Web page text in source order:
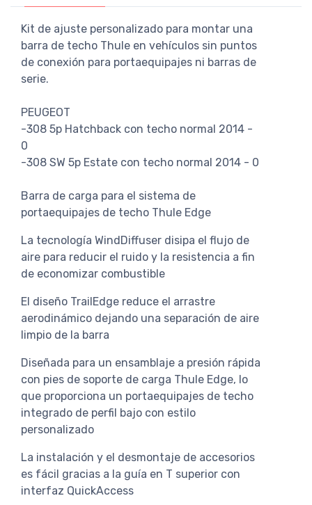
Kit de ajuste personalizado para montar una
barra de techo Thule en vehículos sin puntos
de conexión para portaequipajes ni barras de
serie.
PEUGEOT
-308 5p Hatchback con techo normal 2014 -
0
-308 SW 5p Estate con techo normal 2014 - 0
Barra de carga para el sistema de
portaequipajes de techo Thule Edge
La tecnología WindDiffuser disipa el flujo de
aire para reducir el ruido y la resistencia a fin
de economizar combustible
El diseño TrailEdge reduce el arrastre
aerodinámico dejando una separación de aire
limpio de la barra
Diseñada para un ensamblaje a presión rápida
con pies de soporte de carga Thule Edge, lo
que proporciona un portaequipajes de techo
integrado de perfil bajo con estilo
personalizado
La instalación y el desmontaje de accesorios
es fácil gracias a la guía en T superior con
interfaz QuickAccess